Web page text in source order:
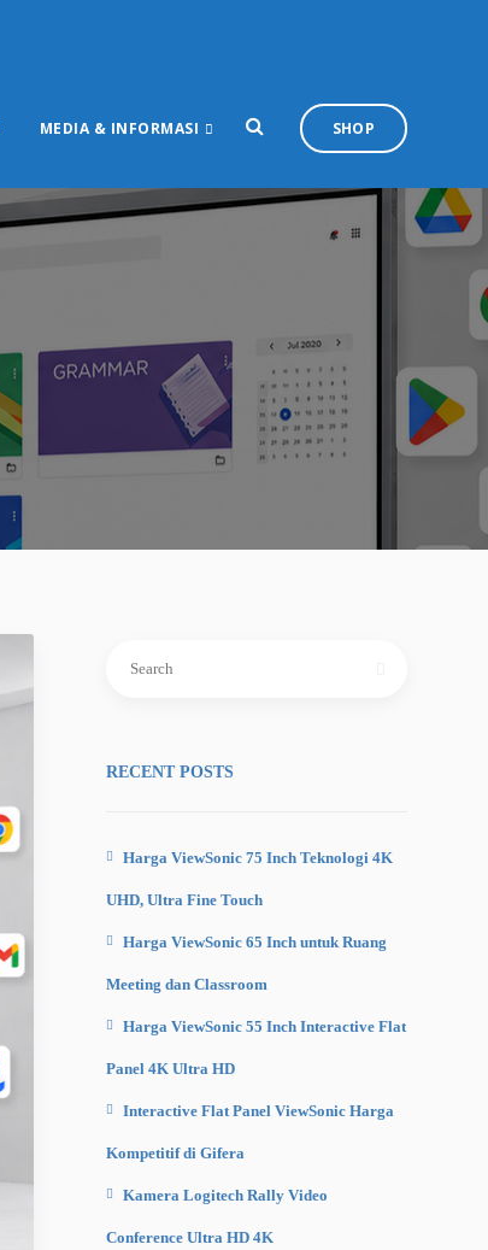
MEDIA & INFORMASI SHOP
RECENT POSTS
Harga ViewSonic 75 Inch Teknologi 4K
UHD, Ultra Fine Touch
Harga ViewSonic 65 Inch untuk Ruang
Meeting dan Classroom
Harga ViewSonic 55 Inch Interactive Flat
Panel 4K Ultra HD
Interactive Flat Panel ViewSonic Harga
Kompetitif di Gifera
Kamera Logitech Rally Video
Conference Ultra HD 4K